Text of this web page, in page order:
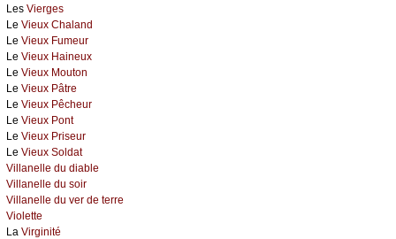
Les Vierges
Le Vieux Chaland
Le Vieux Fumeur
Le Vieux Haineux
Le Vieux Mouton
Le Vieux Pâtre
Le Vieux Pêcheur
Le Vieux Pont
Le Vieux Priseur
Le Vieux Soldat
Villanelle du diable
Villanelle du soir
Villanelle du ver de terre
Violette
La Virginité